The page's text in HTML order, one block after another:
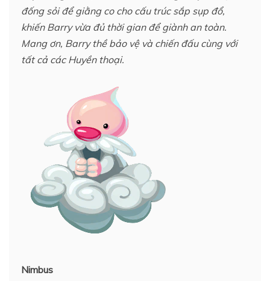
đống sỏi để giằng co cho cấu trúc sắp sụp đổ,
khiến Barry vừa đủ thời gian để giành an toàn.
Mang ơn, Barry thề bảo vệ và chiến đấu cùng với
tất cả các Huyền thoại.
Nimbus